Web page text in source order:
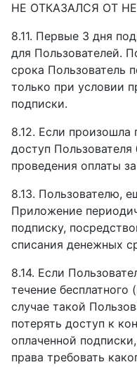
НЕ ОТКАЗАЛСЯ ОТ
8.11. Первые 3 дня
для Пользователей.
срока Пользователь
только при условии
подписки.
8.12. Если произошла
доступ
проведения оплаты
8.13. Пользователю,
Приложение
подписку,
списания денежных
8.14. Если
течение
случае такой
потерять доступ к
оплаченной
права требовать